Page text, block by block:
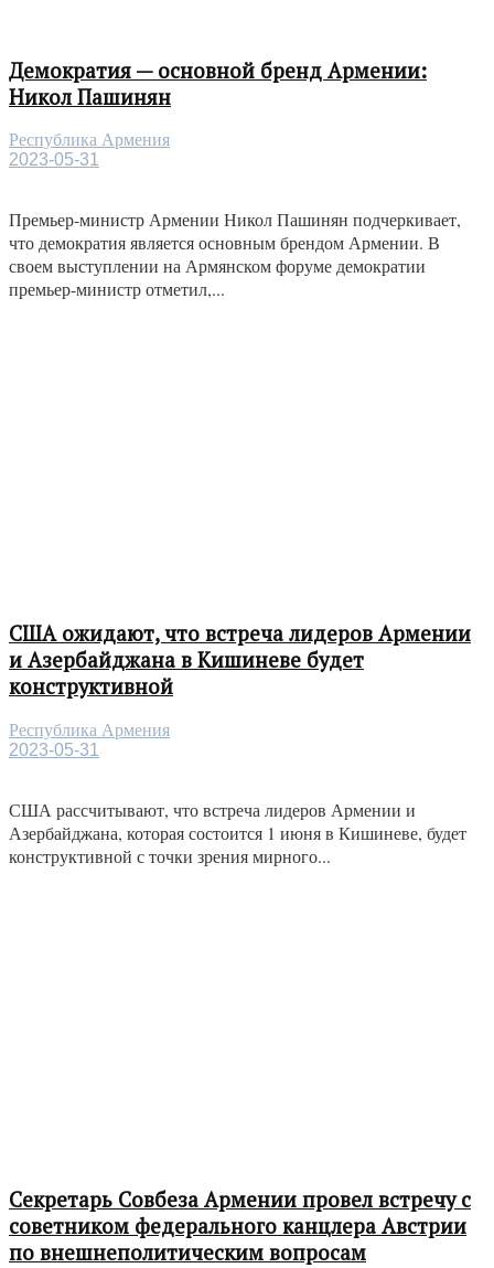
Демократия — основной бренд Армении:
Никол Пашинян
Республика Армения
2023-05-31
Премьер-министр Армении Никол Пашинян подчеркивает,
что демократия является основным брендом Армении. В
своем выступлении на Армянском форуме демократии
премьер-министр отметил,...
США ожидают, что встреча лидеров Армении
и Азербайджана в Кишиневе будет
конструктивной
Республика Армения
2023-05-31
США рассчитывают, что встреча лидеров Армении и
Азербайджана, которая состоится 1 июня в Кишиневе, будет
конструктивной с точки зрения мирного...
Секретарь Совбеза Армении провел встречу с
советником федерального канцлера Австрии
по внешнеполитическим вопросам